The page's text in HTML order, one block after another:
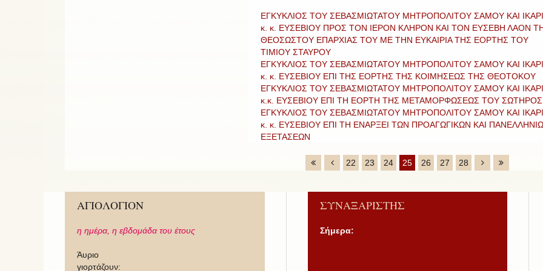
ΕΓΚΥΚΛΙΟΣ ΤΟΥ ΣΕΒΑΣΜΙΩΤΑΤΟΥ ΜΗΤΡΟΠΟΛΙΤΟΥ ΣΑΜΟΥ ΚΑΙ
κ. κ. ΕΥΣΕΒΙΟΥ ΠΡΟΣ ΤΟΝ ΙΕΡΟΝ ΚΛΗΡΟΝ ΚΑΙ ΤΟΝ ΕΥΣΕΒΗ ΛΑΟΝ
ΘΕΟΣΩΣΤΟΥ ΕΠΑΡΧΙΑΣ ΤΟΥ ΜΕ ΤΗΝ ΕΥΚΑΙΡΙΑ ΤΗΣ ΕΟΡΤΗΣ ΤΟΥ
ΤΙΜΙΟΥ ΣΤΑΥΡΟΥ
ΕΓΚΥΚΛΙΟΣ ΤΟΥ ΣΕΒΑΣΜΙΩΤΑΤΟΥ ΜΗΤΡΟΠΟΛΙΤΟΥ ΣΑΜΟΥ ΚΑΙ
κ. κ. ΕΥΣΕΒΙΟΥ ΕΠΙ ΤΗΣ ΕΟΡΤΗΣ ΤΗΣ ΚΟΙΜΗΣΕΩΣ ΤΗΣ ΘΕΟΤΟΚΟΥ
ΕΓΚΥΚΛΙΟΣ ΤΟΥ ΣΕΒΑΣΜΙΩΤΑΤΟΥ ΜΗΤΡΟΠΟΛΙΤΟΥ ΣΑΜΟΥ ΚΑΙ
κ.κ. ΕΥΣΕΒΙΟΥ ΕΠΙ ΤΗ ΕΟΡΤΗ ΤΗΣ ΜΕΤΑΜΟΡΦΩΣΕΩΣ ΤΟΥ ΣΩΤΗΡΟΣ
ΕΓΚΥΚΛΙΟΣ ΤΟΥ ΣΕΒΑΣΜΙΩΤΑΤΟΥ ΜΗΤΡΟΠΟΛΙΤΟΥ ΣΑΜΟΥ ΚΑΙ
κ. κ. ΕΥΣΕΒΙΟΥ ΕΠΙ ΤΗ ΕΝΑΡΞΕΙ ΤΩΝ ΠΡΟΑΓΩΓΙΚΩΝ ΚΑΙ
ΕΞΕΤΑΣΕΩΝ
22 23 24 25 26 27 28
ΑΓΙΟΛΟΓΙΟΝ
η ημέρα, η εβδομάδα του έτους
Άυριο
γιορτάζουν:
ΣΥΝΑΞΑΡΙΣΤΗΣ
Σήμερα: